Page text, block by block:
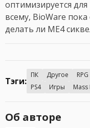
оптимизируется
всему, BioWare
делать ли ME4
Тэги:
ПК Другое RPG
PS4
Игры Mass
Об авторе